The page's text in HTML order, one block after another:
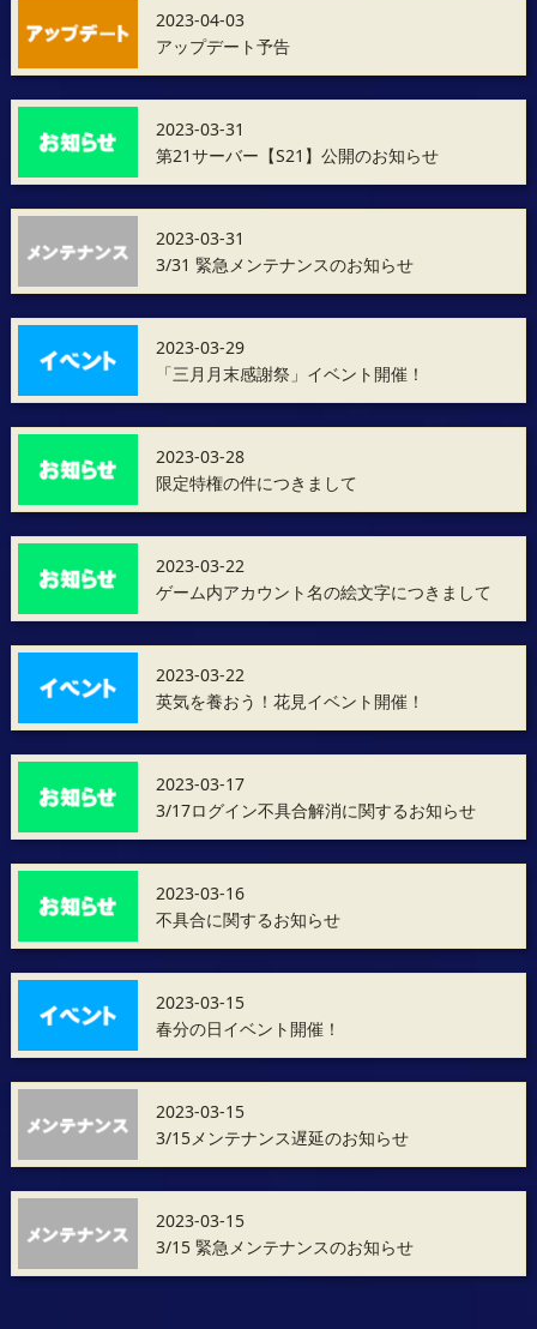
2023-04-03
アップデート予告
2023-03-31
第21サーバー【S21】公開のお知らせ
2023-03-31
3/31 緊急メンテナンスのお知らせ
2023-03-29
「三月月末感謝祭」イベント開催！
2023-03-28
限定特権の件につきまして
2023-03-22
ゲーム内アカウント名の絵文字につきまして
2023-03-22
英気を養おう！花見イベント開催！
2023-03-17
3/17ログイン不具合解消に関するお知らせ
2023-03-16
不具合に関するお知らせ
2023-03-15
春分の日イベント開催！
2023-03-15
3/15メンテナンス遅延のお知らせ
2023-03-15
3/15 緊急メンテナンスのお知らせ